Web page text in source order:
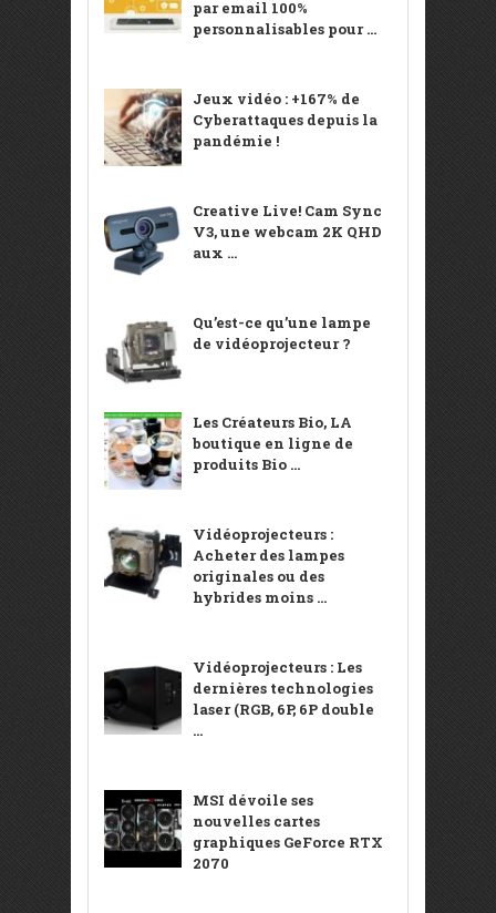
par email 100%
personnalisables pour ...
Jeux vidéo : +167% de
Cyberattaques depuis la
pandémie !
Creative Live! Cam Sync
V3, une webcam 2K QHD
aux ...
Qu’est-ce qu’une lampe
de vidéoprojecteur ?
Les Créateurs Bio, LA
boutique en ligne de
produits Bio ...
Vidéoprojecteurs :
Acheter des lampes
originales ou des
hybrides moins ...
Vidéoprojecteurs : Les
dernières technologies
laser (RGB, 6P, 6P double
...
MSI dévoile ses
nouvelles cartes
graphiques GeForce RTX
2070